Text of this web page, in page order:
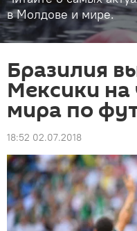
в Молдове и мире.
Бразилия
Мексики
мира по
18:52 02.07.2018